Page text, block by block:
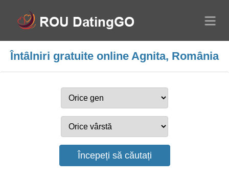
Întâlniri gratuite online Agnita, România